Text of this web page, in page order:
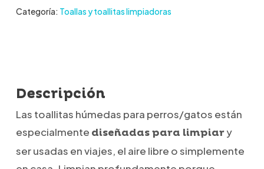
Categoría: Toallas y toallitas limpiadoras
Descripción
Las toallitas húmedas para perros/gatos están
especialmente diseñadas para limpiary
ser usadas en viajes, el aire libre o simplemente